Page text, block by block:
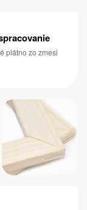
plátno zo zmesi